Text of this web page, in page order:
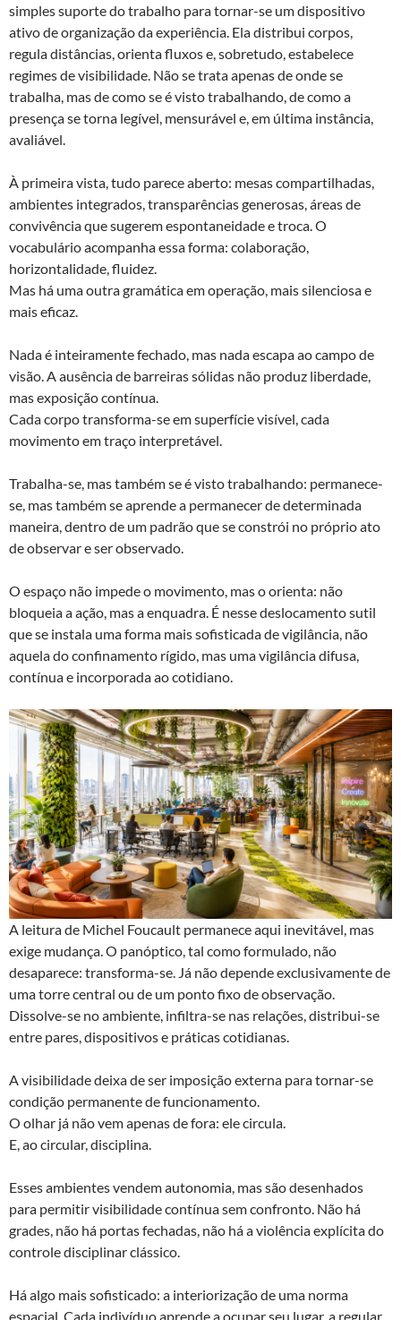
simples suporte do trabalho para tornar-se um dispositivo
ativo de organização da experiência. Ela distribui corpos,
regula distâncias, orienta fluxos e, sobretudo, estabelece
regimes de visibilidade. Não se trata apenas de onde se
trabalha, mas de como se é visto trabalhando, de como a
presença se torna legível, mensurável e, em última instância,
avaliável.
À primeira vista, tudo parece aberto: mesas compartilhadas,
ambientes integrados, transparências generosas, áreas de
convivência que sugerem espontaneidade e troca. O
vocabulário acompanha essa forma: colaboração,
horizontalidade, fluidez.
Mas há uma outra gramática em operação, mais silenciosa e
mais eficaz.
Nada é inteiramente fechado, mas nada escapa ao campo de
visão. A ausência de barreiras sólidas não produz liberdade,
mas exposição contínua.
Cada corpo transforma-se em superfície visível, cada
movimento em traço interpretável.
Trabalha-se, mas também se é visto trabalhando: permanece-
se, mas também se aprende a permanecer de determinada
maneira, dentro de um padrão que se constrói no próprio ato
de observar e ser observado.
O espaço não impede o movimento, mas o orienta: não
bloqueia a ação, mas a enquadra. É nesse deslocamento sutil
que se instala uma forma mais sofisticada de vigilância, não
aquela do confinamento rígido, mas uma vigilância difusa,
contínua e incorporada ao cotidiano.
A leitura de Michel Foucault permanece aqui inevitável, mas
exige mudança. O panóptico, tal como formulado, não
desaparece: transforma-se. Já não depende exclusivamente de
uma torre central ou de um ponto fixo de observação.
Dissolve-se no ambiente, infiltra-se nas relações, distribui-se
entre pares, dispositivos e práticas cotidianas.
A visibilidade deixa de ser imposição externa para tornar-se
condição permanente de funcionamento.
O olhar já não vem apenas de fora: ele circula.
E, ao circular, disciplina.
Esses ambientes vendem autonomia, mas são desenhados
para permitir visibilidade contínua sem confronto. Não há
grades, não há portas fechadas, não há a violência explícita do
controle disciplinar clássico.
Há algo mais sofisticado: a interiorização de uma norma
espacial. Cada indivíduo aprende a ocupar seu lugar, a regular